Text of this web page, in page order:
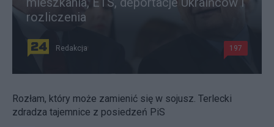
rozliczenia
Redakcja 197
Rozłam, który może zamienić się w sojusz. Terlecki
zdradza tajemnice z posiedzeń PiS